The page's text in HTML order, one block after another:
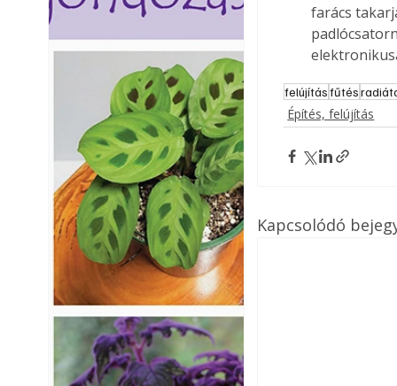
farács
felújításfűtés
Építés, felújítás
Kapcsolódó